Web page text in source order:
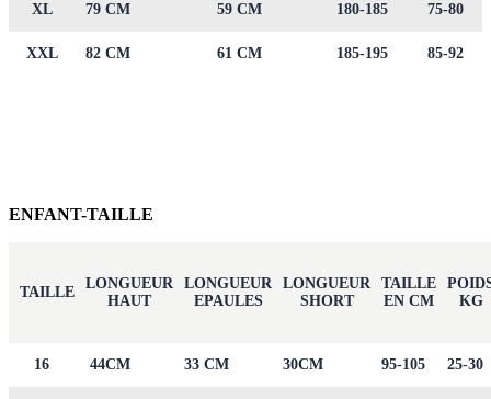
XL 79 CM 59 CM 180-185 75-80
XXL 82 CM 61 CM 185-195 85-92
ENFANT-TAILLE
TAILLE
LONGUEUR
HAUT
LONGUEUR
EPAULES
LONGUEUR
SHORT
TAILLE
EN CM
KG
16 44CM 33 CM 30CM 95-105 25-30